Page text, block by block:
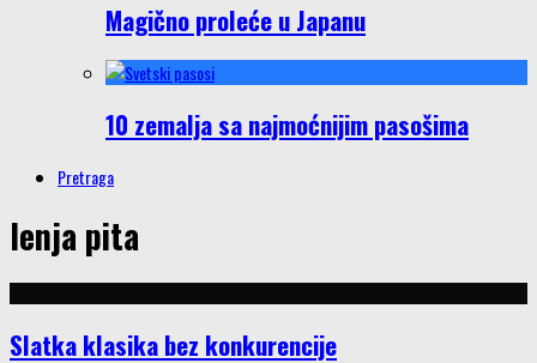
Magično proleće u Japanu
10 zemalja sa najmoćnijim pasošima
Pretraga
lenja pita
Slatka klasika bez konkurencije